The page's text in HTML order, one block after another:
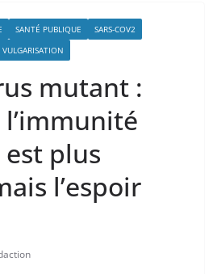
SANTÉ PUBLIQUE
SARS-COV2
VULGARISATION
mutant :
plus
l’espoir